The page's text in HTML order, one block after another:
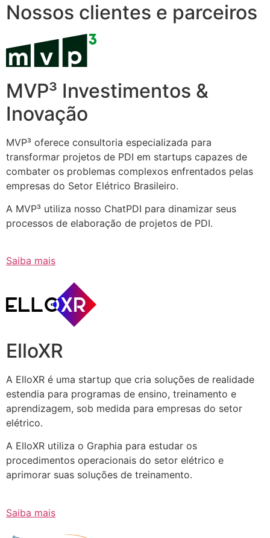
Nossos clientes e parceiros
MVP³ Investimentos &
Inovação
MVP³ oferece consultoria especializada para
transformar projetos de PDI em startups capazes de
combater os problemas complexos enfrentados pelas
empresas do Setor Elétrico Brasileiro.
A MVP³ utiliza nosso ChatPDI para dinamizar seus
processos de elaboração de projetos de PDI.
Saiba mais
ElloXR
A ElloXR é uma startup que cria soluções de realidade
estendia para programas de ensino, treinamento e
aprendizagem, sob medida para empresas do setor
elétrico.
A ElloXR utiliza o Graphia para estudar os
procedimentos operacionais do setor elétrico e
aprimorar suas soluções de treinamento.
Saiba mais